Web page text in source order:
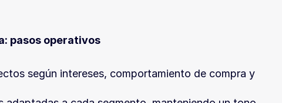
pasos operativos
según intereses, comportamiento de compra y